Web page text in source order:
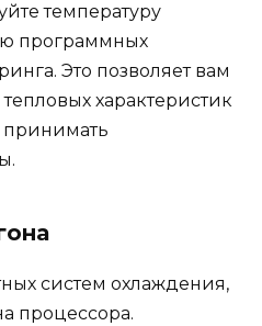
температуру
программных
Это позволяет вам
тепловых характеристик
систем охлаждения,
процессора.